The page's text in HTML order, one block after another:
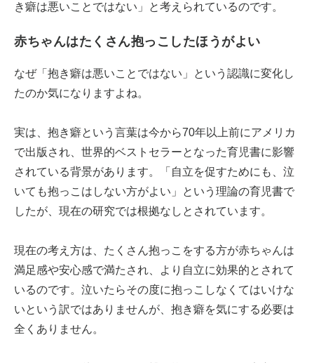
き癖は悪いことではない」と考えられているのです。
赤ちゃんはたくさん抱っこしたほうがよい
なぜ「抱き癖は悪いことではない」という認識に変化し
たのか気になりますよね。
実は、抱き癖という言葉は今から70年以上前にアメリカ
で出版され、世界的ベストセラーとなった育児書に影響
されている背景があります。「自立を促すためにも、泣
いても抱っこはしない方がよい」という理論の育児書で
したが、現在の研究では根拠なしとされています。
現在の考え方は、たくさん抱っこをする方が赤ちゃんは
満足感や安心感で満たされ、より自立に効果的とされて
いるのです。泣いたらその度に抱っこしなくてはいけな
いという訳ではありませんが、抱き癖を気にする必要は
全くありません。